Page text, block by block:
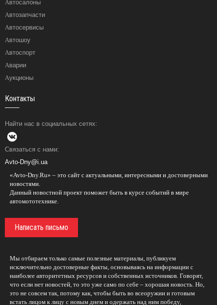
Автосалоны
Автозапчасти
Автосервисы
Автошоу
Автоспорт
Аварии
Аукционы
Контакты
Найти нас в социальных сетях:
Связаться с нами:
Avto-Dny@i.ua
«Avto-Dny.Ru» – это сайт с актуальными, интересными и достоверными
новостями.
Данный новостной проект поможет быть в курсе событий в мире
автомототехнике.
Написать письмо
Мы отбираем только самые полезные материалы, публикуем
исключительно достоверные факты, основываясь на информации с
наиболее авторитетных ресурсов и собственных источников. Говорят,
что если нет новостей, то это уже само по себе – хорошая новость. Но,
это не совсем так, потому как, чтобы быть во всеоружии и готовым
встать лицом к лицу с новым днем и одержать над ним победу,